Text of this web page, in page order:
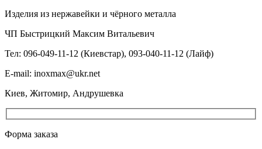
Изделия из нержавейки и чёрного металла
ЧП Быстрицкий Максим Витальевич
Тел: 096-049-11-12 (Киевстар), 093-040-11-12 (Лайф)
E-mail: inoxmax@ukr.net
Киев, Житомир, Андрушевка
Форма заказа